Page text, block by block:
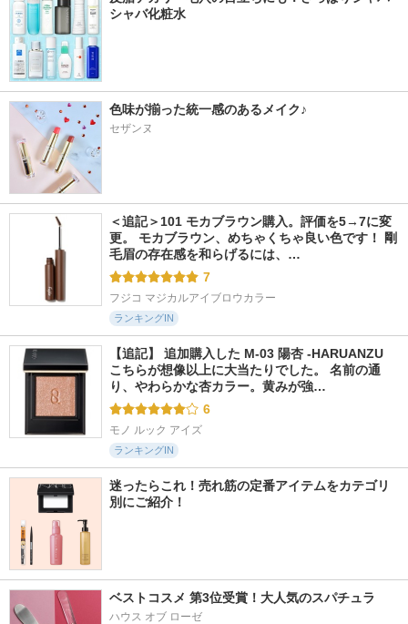
シャバ化粧水
色味が揃った統一感のあるメイク♪
セザンヌ
＜追記＞101 モカブラウン購入。評価を5→7に変
更。 モカブラウン、めちゃくちゃ良い色です！ 剛
毛眉の存在感を和らげるには、…
7
フジコ マジカルアイブロウカラー
ランキングIN
【追記】 追加購入した M-03 陽杏 -HARUANZU
こちらが想像以上に大当たりでした。 名前の通
り、やわらかな杏カラー。黄みが強…
6
モノ ルック アイズ
ランキングIN
迷ったらこれ！売れ筋の定番アイテムをカテゴリ
別にご紹介！
ベストコスメ 第3位受賞！大人気のスパチュラ
ハウス オブ ローゼ